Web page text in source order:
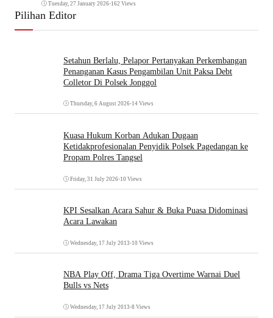
Tuesday, 27 January 2026•162 Views
Pilihan Editor
Setahun Berlalu, Pelapor Pertanyakan Perkembangan
Penanganan Kasus Pengambilan Unit Paksa Debt
Colletor Di Polsek Jonggol
Thursday, 6 August 2026•14 Views
Kuasa Hukum Korban Adukan Dugaan
Ketidakprofesionalan Penyidik Polsek Pagedangan ke
Propam Polres Tangsel
Friday, 31 July 2026•10 Views
KPI Sesalkan Acara Sahur & Buka Puasa Didominasi
Acara Lawakan
Wednesday, 17 July 2013 •10 Views
NBA Play Off, Drama Tiga Overtime Warnai Duel
Bulls vs Nets
Wednesday, 17 July 2013 •8 Views